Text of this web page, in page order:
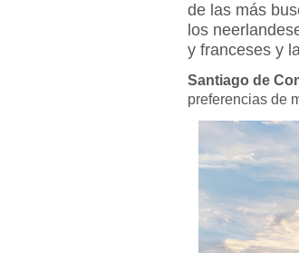
de las más
los
y franceses y
Santiago de
preferencias de